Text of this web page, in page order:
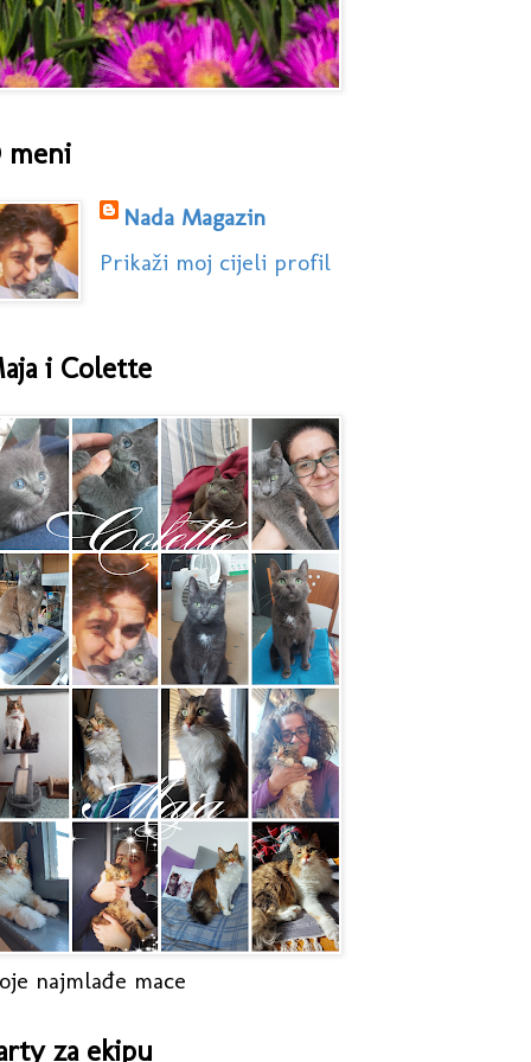
meni
Nada Magazin
Prikaži moj cijeli profil
i Colette
najmlađe mace
za ekipu